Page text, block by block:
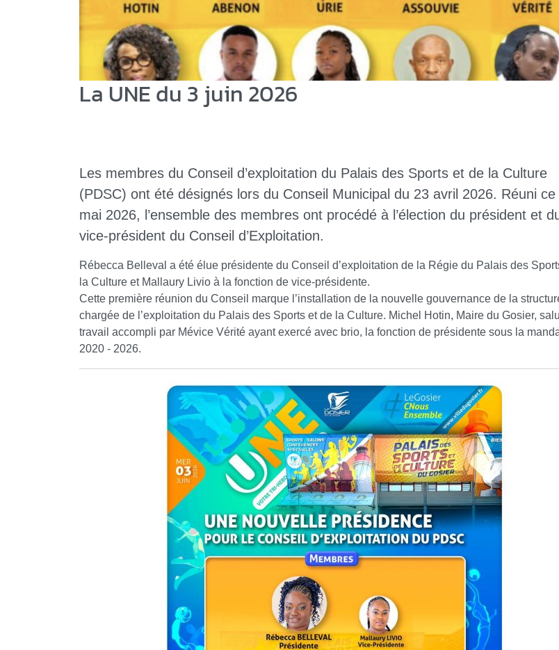
La UNE du 3 juin 2026
Les membres du Conseil d’exploitation du Palais des Sports et de la Culture
(PDSC) ont été désignés lors du Conseil Municipal du 23 avril 2026. Réuni ce
mai 2026, l’ensemble des membres ont procédé à l’élection du président et
vice-président du Conseil d’Exploitation.
Rébecca Belleval a été élue présidente du Conseil d’exploitation de la Régie du Palais des
la Culture et Mallaury Livio à la fonction de vice-présidente.
Cette première réunion du Conseil marque l’installation de la nouvelle gouvernance de la
chargée de l’exploitation du Palais des Sports et de la Culture. Michel Hotin, Maire du Gosier,
travail accompli par Mévice Vérité ayant exercé avec brio, la fonction de présidente sous la
2020 - 2026.